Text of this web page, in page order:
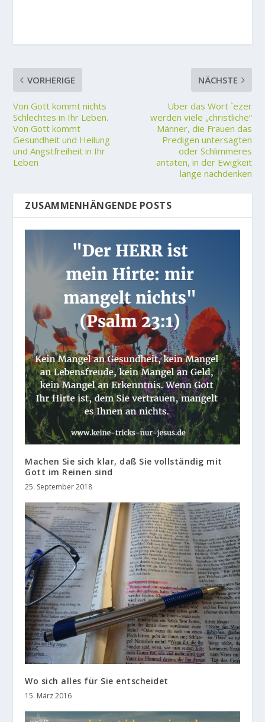
VORHERIGE
Von Gott kommt nichts
Schlechtes in Ihr Leben.
Von Gott kommt
Gesundheit und Heilung
und Angstfreiheit in Ihr
Leben
NÄCHSTE
Über das Wort `ezer
werden viele „christliche“
Männer, die Frauen das
Predigen untersagten
oder Schlimmeres
antaten, in der Ewigkeit
lange nachdenken
ZUSAMMENHÄNGENDE POSTS
Machen Sie sich klar, daß Sie vollständig mit
Gott im Reinen sind
25. September 2018
Wo sich alles für Sie entscheidet
15. März 2016